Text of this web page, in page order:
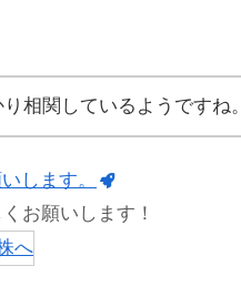
相関しているようですね。
します。
お願いします！